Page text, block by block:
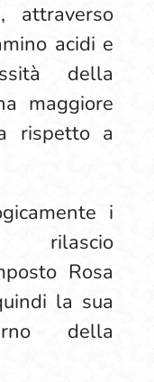
attraverso
acidi e
della
maggiore
rispetto a
i
rilascio
Rosa
la sua
della